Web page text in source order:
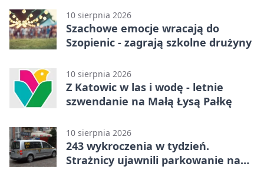
10 sierpnia 2026
Szachowe emocje wracają do
Szopienic - zagrają szkolne drużyny
10 sierpnia 2026
Z Katowic w las i wodę - letnie
szwendanie na Małą Łysą Pałkę
10 sierpnia 2026
243 wykroczenia w tydzień.
Strażnicy ujawnili parkowanie na